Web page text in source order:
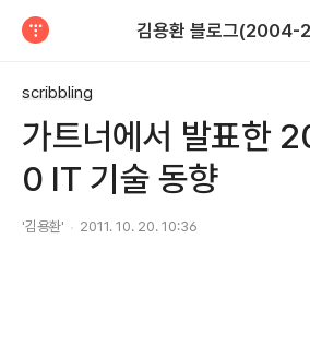
김용환 블로그(2004-
scribbling
가트너에서 발표한
0 IT 기술 동향
'김용환' 2011. 10. 20. 10:36